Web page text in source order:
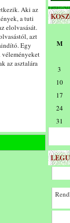
Aki az
a tuti
elolvasását.
azt
Egy
az asztalára
M
3
10
17
24
31